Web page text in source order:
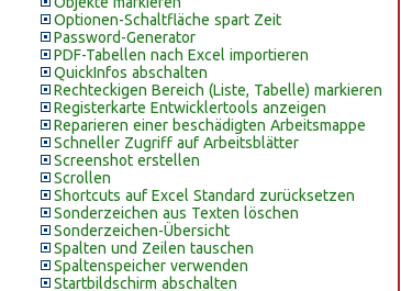
Optionen-Schaltfläche spart Zeit
Password-Generator
PDF-Tabellen nach Excel importieren
QuickInfos abschalten
Rechteckigen Bereich (Liste, Tabelle) markieren
Registerkarte Entwicklertools anzeigen
Reparieren einer beschädigten Arbeitsmappe
Schneller Zugriff auf Arbeitsblätter
Screenshot erstellen
Scrollen
Shortcuts auf Excel Standard zurücksetzen
Sonderzeichen aus Texten löschen
Sonderzeichen-Übersicht
Spalten und Zeilen tauschen
Spaltenspeicher verwenden
Startbildschirm abschalten